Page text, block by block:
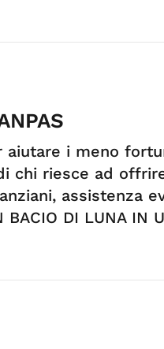
aiutare i meno
chi riesce ad
assistenza
BACIO DI LUNA IN